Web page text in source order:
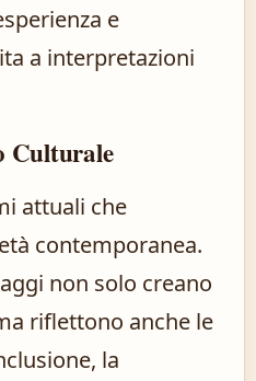
e
a interpretazioni
Culturale
attuali che
contemporanea.
non solo creano
riflettono anche le
la